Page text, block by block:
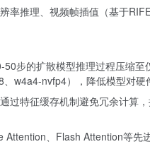
率推理、视频帧插值（基于
50步的扩散模型推理过程压缩
w4a4-nvfp4），降低模型对硬
通过特征缓存机制避免冗余计算
Attention、Flash Attention等先